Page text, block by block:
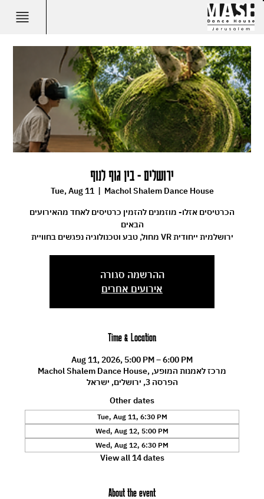
ירושלים - בין גוף לנוף
Tue, Aug 11
  |
Machol Shalem Dance House
הכרטיסים אזלו- מוזמנים להזמין כרטיסים לאחד מהאירועים
הבאים
מחול, טבע וטכנולוגיה נפגשים בחוויית VR ירושלמית ייחודית
ההרשמה סגורה
אירועים אחרים
Time & Location
Aug 11, 2026, 5:00 PM – 6:00 PM
Machol Shalem Dance House, מרכז לאמנות המופע,
הפרסה 3, ירושלים, ישראל
Other dates
Tue, Aug 11, 6:30 PM
Wed, Aug 12, 5:00 PM
Wed, Aug 12, 6:30 PM
View all 14 dates
About the event